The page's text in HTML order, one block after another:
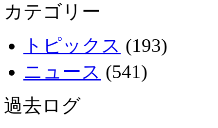
カテゴリー
トピックス (193)
ニュース (541)
過去ログ